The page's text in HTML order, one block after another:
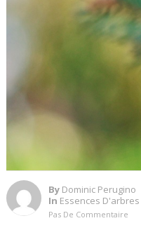
By Dominic Perugino
In Essences D'arbres
Pas De Commentaire